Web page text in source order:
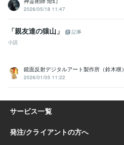
2026/05/18 11:47
「親友達の猿山」
記事
小説
鏡面反射デジタルアート製作所（鈴木穣）
2026/01/05 11:22